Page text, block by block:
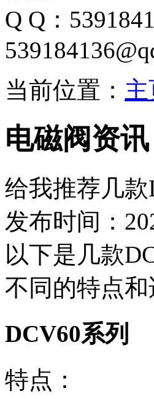
Q Q：
当前位置：
电磁阀资讯
给我推荐几
发布时间：
以下是几款
不同的特点和
DCV60系列
特点‌：